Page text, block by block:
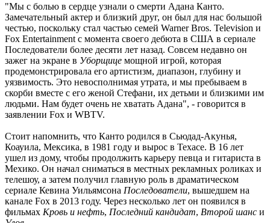
"Мы с болью в сердце узнали о смерти Адана Канто.
Замечательный актер и близкий друг, он был для нас большой
честью, поскольку стал частью семей Warner Bros. Television и
Fox Entertainment с момента своего дебюта в США в сериале
Последователи более десяти лет назад. Совсем недавно он
зажег на экране в Уборщице мощной игрой, которая
продемонстрировала его артистизм, диапазон, глубину и
уязвимость. Это невосполнимая утрата, и мы пребываем в
скорби вместе с его женой Стефани, их детьми и близкими им
людьми. Нам будет очень не хватать Адана", - говорится в
заявлении Fox и WBTV.
Стоит напомнить, что Канто родился в Сьюдад-Акунья,
Коауила, Мексика, в 1981 году и вырос в Техасе. В 16 лет
ушел из дому, чтобы продолжить карьеру певца и гитариста в
Мехико. Он начал сниматься в местных рекламных роликах и
телешоу, а затем получил главную роль в драматическом
сериале Кевина Уильямсона Последователи, вышедшем на
канале Fox в 2013 году. Через несколько лет он появился в
фильмах Кровь и нефть, Последний кандидат, Второй шанс и